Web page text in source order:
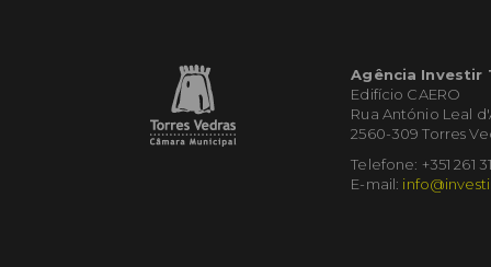
Agência Investir
Edifício CAERO
Rua António Leal
2560-309 Torres
Telefone: +351 261
E-mail: